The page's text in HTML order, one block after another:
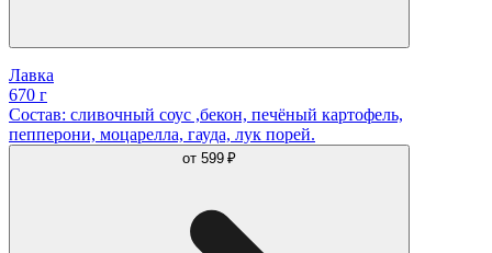
Лавка
670 г
Состав: сливочный соус ,бекон, печёный картофель,
пепперони, моцарелла, гауда, лук порей.
от 599 ₽